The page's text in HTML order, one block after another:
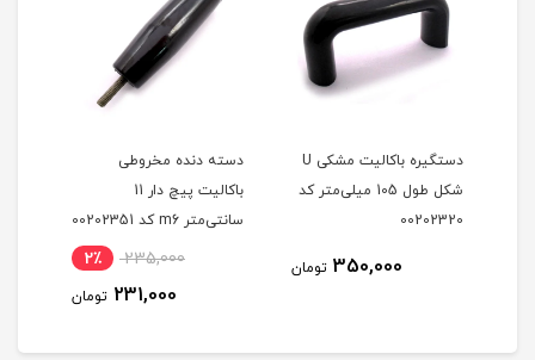
دستگیره باکالیت مشکی U
شکل طول 105 میلی‌متر کد
00202320
350,000 تومان
دسته دنده مخروطی
باکالیت پیچ دار 11
سانتی‌متر m6 کد 00202351
235,000 2٪
231,000 تومان